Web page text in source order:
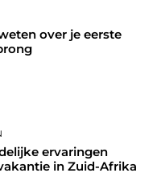
over je eerste
ervaringen
in Zuid-Afrika